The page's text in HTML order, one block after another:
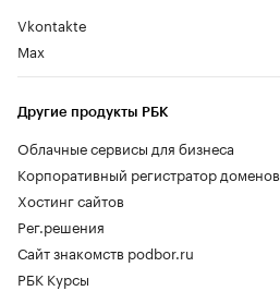
Vkontakte
Max
Другие продукты РБК
Облачные сервисы для бизнеса
Корпоративный регистратор доменов
Хостинг сайтов
Рег.решения
Сайт знакомств podbor.ru
РБК Курсы